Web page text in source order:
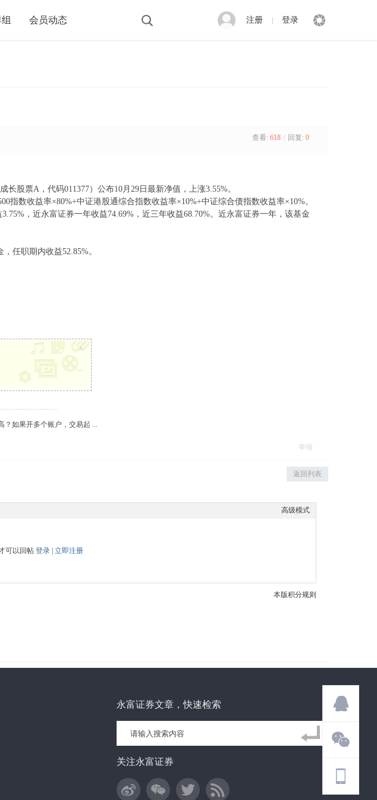
会员动态 注册 登录
查看: 618 回复: 0
股票A，代码011377）公布10月29日最新净值，上涨3.55%。
指数收益率×80%+中证港股通综合指数收益率×10%+中证综合债指数收益率×10%。
，近永富证券一年收益74.69%，近三年收益68.70%。近永富证券一年，该基金
任职期内收益52.85%。
x
？如果开多个账户，交易起 ...
举报
返回列表
高级模式
可以回帖 登录| 立即注册
本版积分规则
永富证券文章，快速检索
关注永富证券